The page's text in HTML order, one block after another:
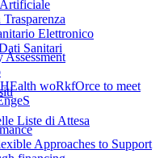
Elettronico
Sanitari
Liste di Attesa
woRkfOrce to meet
Approaches to Support